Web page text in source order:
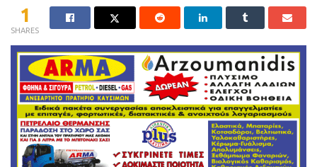
1
SHARES